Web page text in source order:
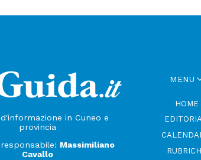
in Cuneo e
provincia
Massimiliano
Cavallo
MENU
HOME